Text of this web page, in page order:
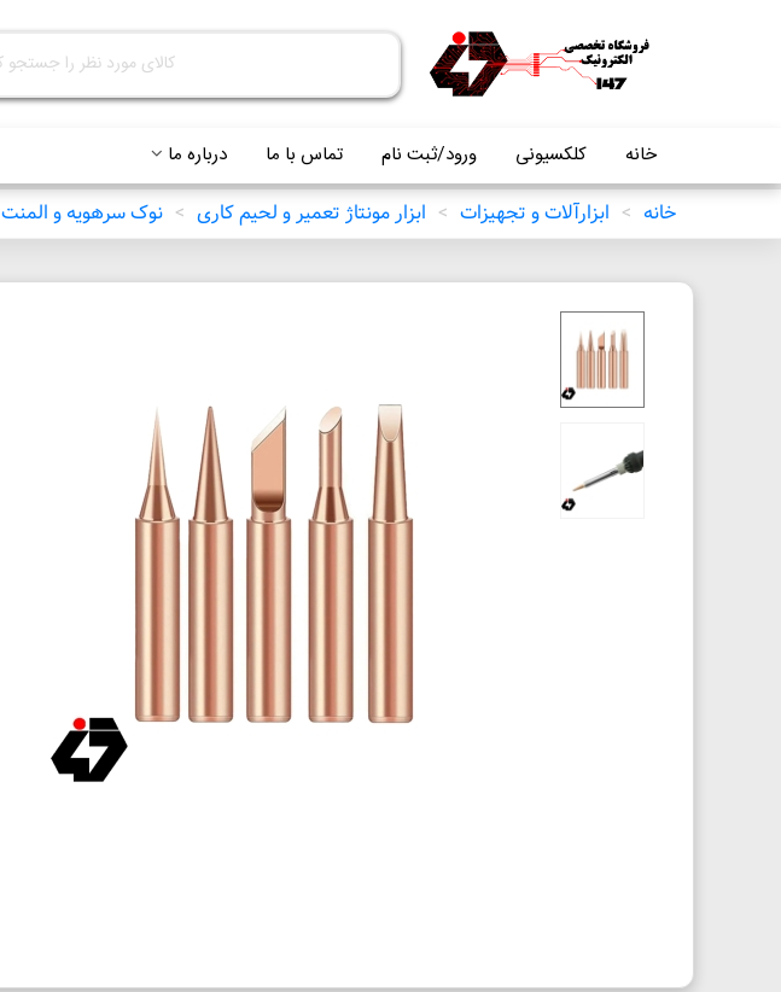
خانه کلکسیونی ورود/ثبت نام تماس با ما درباره ما
خانه > ابزارآلات و تجهیزات > ابزار مونتاژ تعمیر و لحیم کاری > نوک سرهویه و المنت